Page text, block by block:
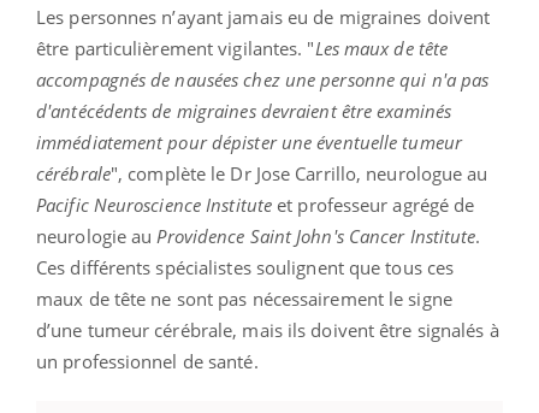
Les personnes n’ayant jamais eu de migraines doivent
être particulièrement vigilantes. "Les maux de tête
accompagnés de nausées chez une personne qui n'a pas
d'antécédents de migraines devraient être examinés
immédiatement pour dépister une éventuelle tumeur
cérébrale", complète le Dr Jose Carrillo, neurologue au
Pacific Neuroscience Institute et professeur agrégé de
neurologie au Providence Saint John's Cancer Institute.
Ces différents spécialistes soulignent que tous ces
maux de tête ne sont pas nécessairement le signe
d’une tumeur cérébrale, mais ils doivent être signalés à
un professionnel de santé.